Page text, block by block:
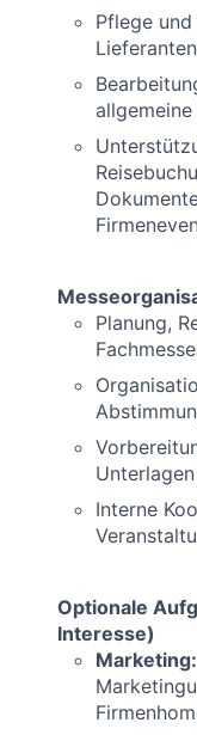
Pflege
Planung,
Unterlagen
Interne
Optionale
Interesse)
Marketing: